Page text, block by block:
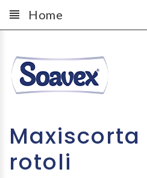
Home
rotoli